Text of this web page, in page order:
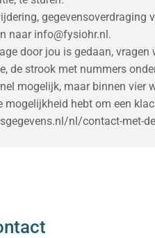
naar info@fysiohr.nl.
door jou is gedaan,
de strook met nummers
mogelijk, maar binnen vier
hebt om een
nl/contact-met-